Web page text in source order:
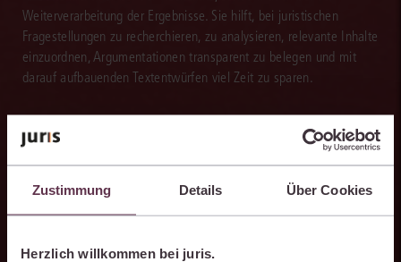
Zustimmung Details Über Cookies
Herzlich willkommen bei juris.
Weiterverarbeitung der Ergebnisse. Sie hilft, bei juristischen
Fragestellungen zu recherchieren, zu analysieren, relevante Inhalte
einzuordnen, Argumentationen transparent zu belegen und mit
darauf aufbauenden Textentwürfen viel Zeit zu sparen.
Effizienter recherchieren
relevante Inhalte schneller und erhalten Ergebnisse, mit denen